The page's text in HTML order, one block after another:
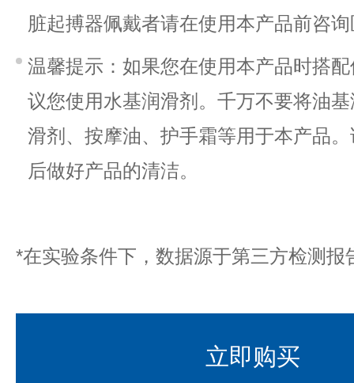
脏起搏器佩戴者请在使用本产品前咨
温馨提示：如果您在使用本产品时搭
议您使用水基润滑剂。千万不要将油
滑剂、按摩油、护手霜等用于本产品
后做好产品的清洁。
*在实验条件下，数据源于第三方检测报
立即购买